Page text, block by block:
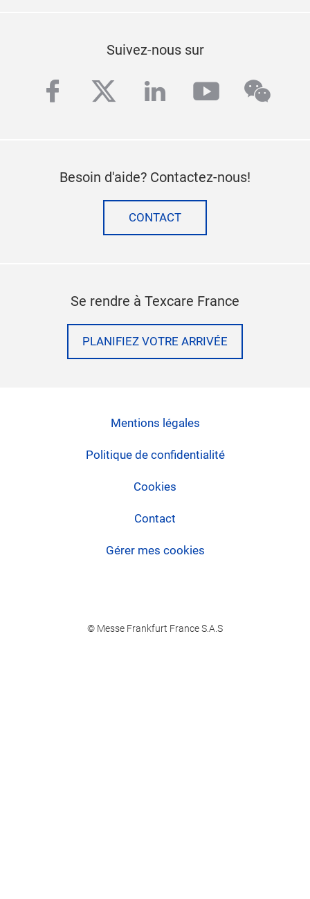
Suivez-nous sur
facebook
twitterlinkedinyoutube
Besoin d'aide? Contactez-nous!
CONTACT
Se rendre à Texcare France
PLANIFIEZ VOTRE ARRIVÉE
Mentions légales
Politique de confidentialité
Cookies
Contact
Gérer mes cookies
© Messe Frankfurt France S.A.S